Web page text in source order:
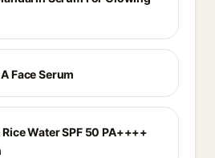
Face Serum
Water SPF 50 PA++++